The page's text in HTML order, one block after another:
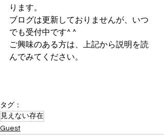
ります。
ブログは更新しておりませんが、いつ
でも受付中です^ ^
ご興味のある方は、上記から説明を読
んでみてください。
タグ：
見えない存在
Guest